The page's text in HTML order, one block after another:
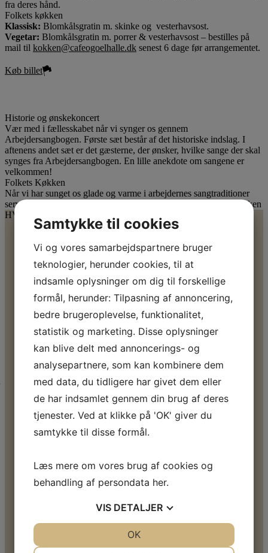
fra deres hånd.
Folkets køkken
Klassisk: Blomkålsgratin m. skinke og vesterhavsost.
Vegetar: Blomkålsgratin m. porrer & vesterhavsost – bestilles på
mail til kokken@cafeogoelhalle.dk senest 6 dage før arrangementet.
Køb billet
Historie og ønskekoncert
Vær med i fællesskabet når vi synger os gennem
Arbejdersangbogen. Første sæt består af det historiske indslag. I
aftenens andet sæt er det gæsterne, der ønsker, hvilke sange der skal
synges fra Arbejdersangbogen. En lille anekdote om sangene er
velkommen!
Folkets Køkken
Når vi har sunget os glade og varme i arbejdernes sangtraditioner
serverer Café & Øl-Halle en favorit fra det danske husmandskøkken
HVIS DU SYNES, EMNET ER SPÆNDENDE
Samtykke til cookies
Vi og vores samarbejdspartnere bruger
teknologier, herunder cookies, til at
indsamle oplysninger om dig til forskellige
formål, herunder: Tilpasning af annoncering,
bedre brugeroplevelse, funktionalitet,
statistik og marketing. Disse oplysninger
kan blive delt med annoncerings- og
analysepartnere, som kan kombinere dem
med data, du tidligere har givet dem eller
de har indsamlet gennem din brug af deres
tjenester. Ved at klikke på 'OK' giver du
samtykke til disse formål.
Læs mere om vores brug af cookies og
behandling af persondata her.
VIS DETALJER
OK